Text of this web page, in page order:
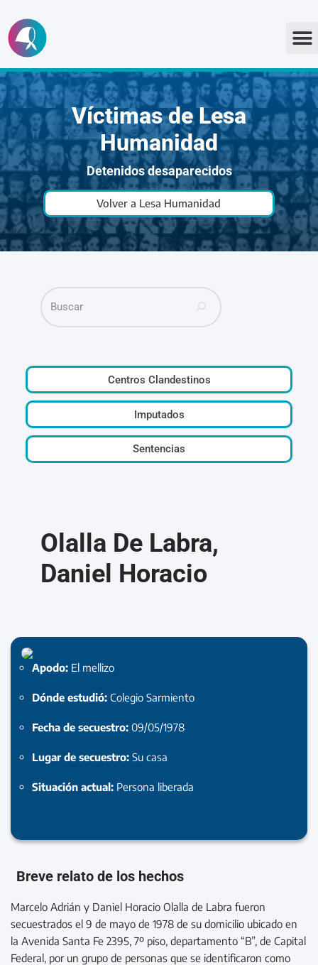
Ir
al
contenido
Víctimas de Lesa
Humanidad
Detenidos desaparecidos
Volver a Lesa Humanidad
Centros Clandestinos
Imputados
Sentencias
Olalla De Labra,
Daniel Horacio
Apodo: El mellizo
Dónde estudió: Colegio Sarmiento
Fecha de secuestro: 09/05/1978
Lugar de secuestro: Su casa
Situación actual: Persona liberada
Breve relato de los hechos
Marcelo Adrián y Daniel Horacio Olalla de Labra fueron
secuestrados el 9 de mayo de 1978 de su domicilio ubicado en
la Avenida Santa Fe 2395, 7º piso, departamento “B”, de Capital
Federal, por un grupo de personas que se identificaron como